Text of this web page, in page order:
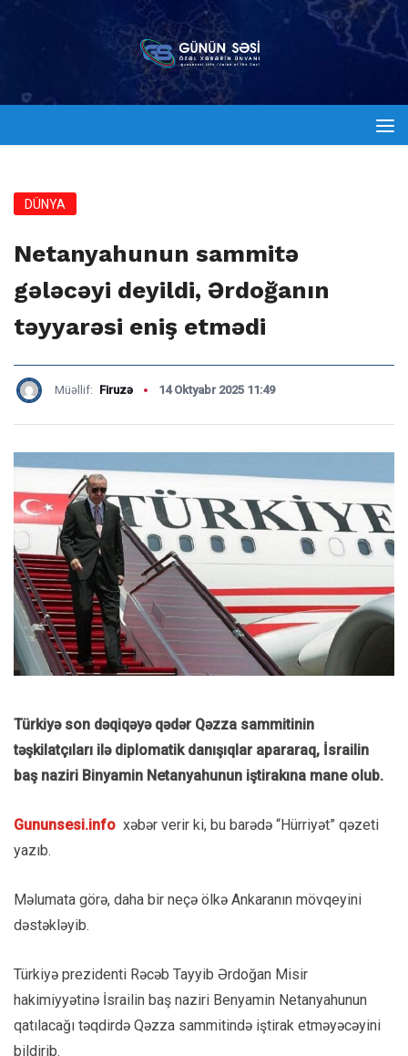
DÜNYA
Netanyahunun sammitə
gələcəyi deyildi, Ərdoğanın
təyyarəsi eniş etmədi
Müəllif: Firuzə 14 Oktyabr 2025 11:49
Türkiyə son dəqiqəyə qədər Qəzza sammitinin
təşkilatçıları ilə diplomatik danışıqlar apararaq, İsrailin
baş naziri Binyamin Netanyahunun iştirakına mane olub.
Gununsesi.info xəbər verir ki, bu barədə “Hürriyət” qəzeti
yazıb.
Məlumata görə, daha bir neçə ölkə Ankaranın mövqeyini
dəstəkləyib.
Türkiyə prezidenti Rəcəb Tayyib Ərdoğan Misir
hakimiyyətinə İsrailin baş naziri Benyamin Netanyahunun
qatılacağı təqdirdə Qəzza sammitində iştirak etməyəcəyini
bildirib.